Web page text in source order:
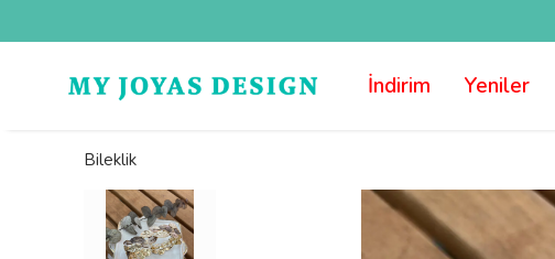
İndirim Yeniler
Bileklik